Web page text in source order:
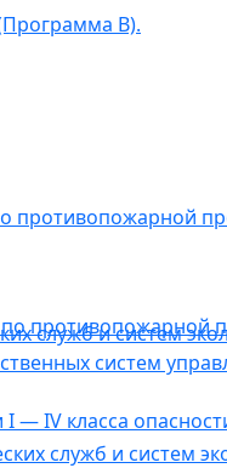
противопожарной
служб и систем
систем
— IV класса
В).
противопожарной
служб и систем